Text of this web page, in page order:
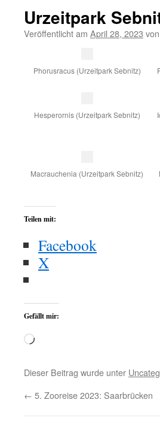
Urzeitpark
Veröffentlicht am April 28, 2023 von
Phorusracus (Urzeitpark Sebnitz)
Hesperornis (Urzeitpark Sebnitz)
Macrauchenia (Urzeitpark Sebnitz)
Teilen mit:
Facebook
X
Gefällt mir:
Dieser Beitrag wurde unter
← 5. Zooreise 2023: Saarbrücken